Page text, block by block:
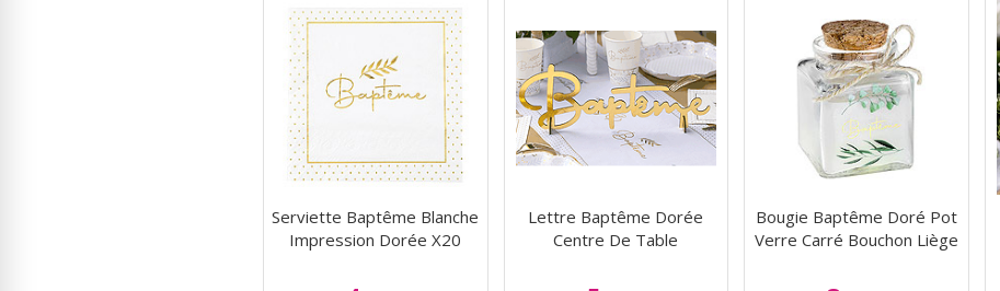
Serviette Baptême Blanche
Impression Dorée X20
Lettre Baptême Dorée
Centre De Table
Bougie Baptême Doré Pot
Verre Carré Bouchon Liège